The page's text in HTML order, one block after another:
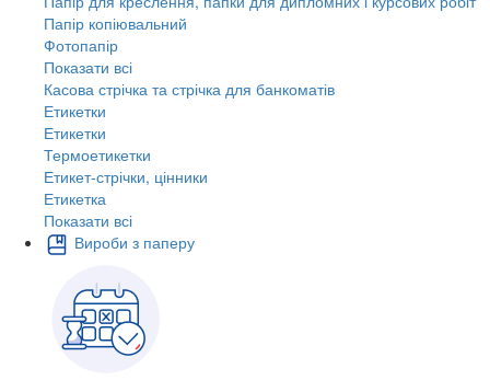
Папір копіювальний
Фотопапір
Показати всі
Касова стрічка та стрічка для банкоматів
Етикетки
Етикетки
Термоетикетки
Етикет-стрічки, цінники
Етикетка
Показати всі
Вироби з паперу